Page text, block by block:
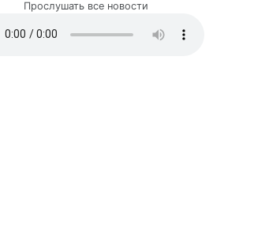
Прослушать все новости